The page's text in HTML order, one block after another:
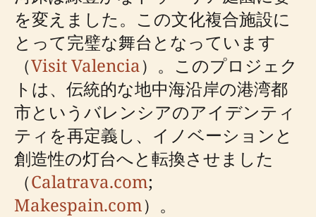
を変えました。この文化複合施設に
とって完璧な舞台となっています
（Visit Valencia）。このプロジェク
トは、伝統的な地中海沿岸の港湾都
市というバレンシアのアイデンティ
ティを再定義し、イノベーションと
創造性の灯台へと転換させました
（Calatrava.com;
Makespain.com）。